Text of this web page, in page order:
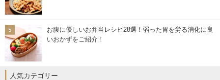
お腹に優しいお弁当レシピ28選！弱った胃を労る消化に良
いおかずをご紹介！
人気カテゴリー